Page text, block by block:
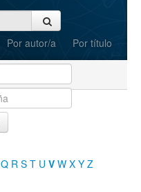
Por autor/a Por título
Q R S T U V W X Y Z